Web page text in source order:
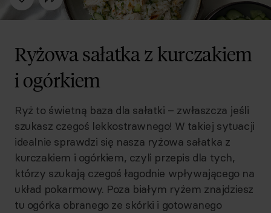
Ryżowa sałatka z kurczakiem
i ogórkiem
Ryż to świetną baza dla sałatki – zwłaszcza jeśli
szukasz czegoś lekkostrawnego! W takiej sytuacji
idealnie sprawdzi się nasza ryżowa sałatka z
kurczakiem i ogórkiem, czyli przepis dla tych,
którzy szukają czegoś łagodnie wpływającego na
układ pokarmowy. Poza białym ryżem znajdziesz
tu ogórka obranego ze skórki i gotowanego